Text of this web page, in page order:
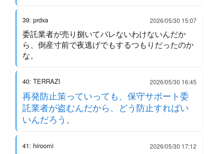
39: prdxa 2026/05/30 15:07
委託業者が売り捌いてバレないわけないんだか
ら、倒産寸前で夜逃げでもするつもりだったのか
な。
40: TERRAZI 2026/05/30 16:45
再発防止策っていっても、保守サポート委
託業者が盗むんだから、どう防止すればい
いんだろう。
41: hiroomi 2026/05/30 17:12